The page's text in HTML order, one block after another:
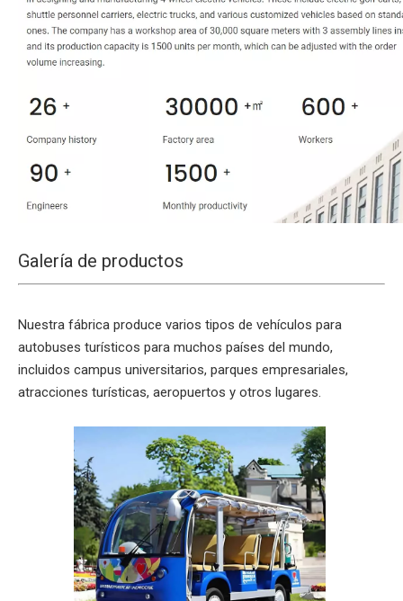
Galería de productos
Nuestra fábrica produce varios tipos de vehículos para
autobuses turísticos para muchos países del mundo,
incluidos campus universitarios, parques empresariales,
atracciones turísticas, aeropuertos y otros lugares.